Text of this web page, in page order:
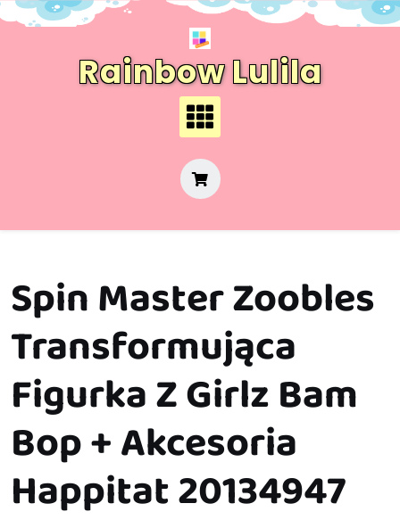
Skip
Rainbow Lulila
Spin Master Zoobles
Transformująca
Figurka Z Girlz Bam
Bop + Akcesoria
Happitat 20134947